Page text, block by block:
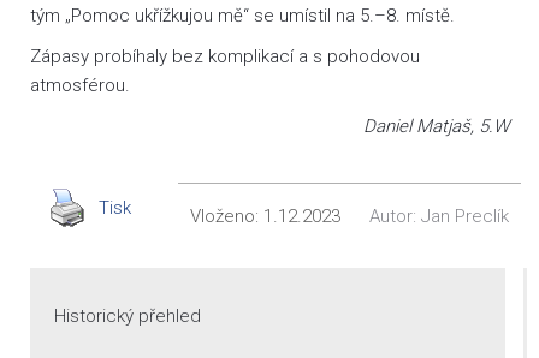
tým „Pomoc ukřížkujou mě“ se umístil na 5.–8. místě.
Zápasy probíhaly bez komplikací a s pohodovou
atmosférou.
Daniel Matjaš, 5.W
Tisk Vloženo: 1.12.2023 Autor: Jan Preclík
Historický přehled